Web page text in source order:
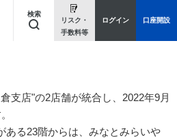
検索
リスク・
手数料等
ログイン 口座開設
支店"の2店舗が統合し、2022年9月
ある23階からは、みなとみらいや